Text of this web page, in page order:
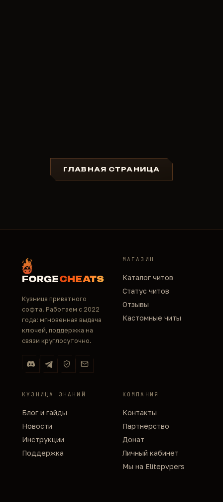
ГЛАВНАЯ СТРАНИЦА
FORGECHEATS
Кузница приватного
софта. Работаем с 2022
года: мгновенная выдача
ключей, поддержка на
связи круглосуточно.
МАГАЗИН
Каталог читов
Статус читов
Отзывы
Кастомные читы
КУЗНИЦА ЗНАНИЙ
Блог и гайды
Новости
Инструкции
Поддержка
КОМПАНИЯ
Контакты
Партнёрство
Донат
Личный кабинет
Мы на Elitepvpers